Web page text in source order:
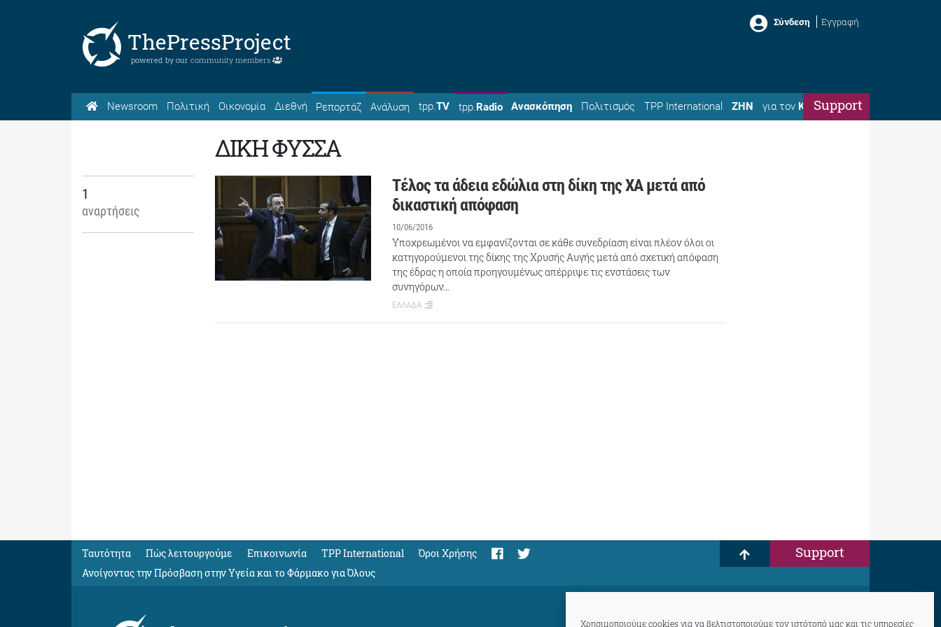
Χρησιμοποιούμε cookies για να βελτιστοποιούμε τον ιστότοπό μας και τις υπηρεσίες
ThePressProject
powered by our community members
Σύνδεση Εγγραφή
Newsroom Πολιτική Οικονομία Διεθνή Ρεπορτάζ Ανάλυση tpp.TV tpp.Radio Ανασκόπηση Πολιτισμός TPP International ΖΗΝ για τον ΚώσταSupport
ΔΙΚΗ ΦΥΣΣΑ
1
αναρτήσεις
Τέλος τα άδεια εδώλια στη δίκη της ΧΑ μετά από
δικαστική απόφαση
10/06/2016
Υποχρεωμένοι να εμφανίζονται σε κάθε συνεδρίαση είναι πλέον όλοι οι
κατηγορούμενοι της δίκης της Χρυσής Αυγής μετά από σχετική απόφαση
της έδρας η οποία προηγουμένως απέρριψε τις ενστάσεις των
συνηγόρων…
ΕΛΛΑΔΑ
Ταυτότητα Πώς λειτουργούμε Eπικοινωνία TPP International
Όροι Χρήσης
Ανοίγοντας την Πρόσβαση στην Υγεία και το Φάρμακο για Όλους
Support